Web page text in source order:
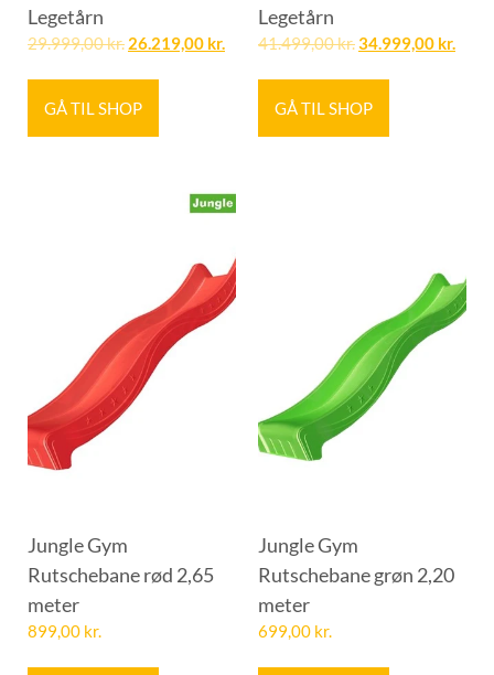
Legetårn
29.999,00kr. 26.219,00 kr.
GÅ TIL SHOP
Legetårn
41.499,00kr.34.999,00 kr.
GÅ TIL SHOP
Jungle Gym
Rutschebane rød 2,65
meter
899,00 kr.
Jungle Gym
Rutschebane grøn 2,20
meter
699,00 kr.